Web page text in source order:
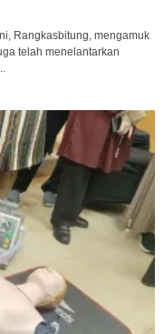
Rangkasbitung, mengamuk
telah menelantarkan